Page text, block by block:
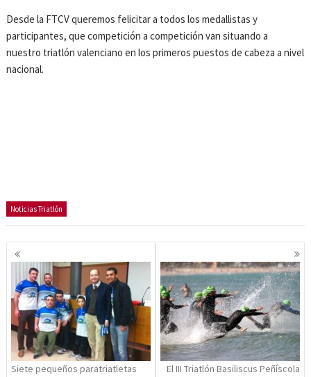
Desde la FTCV queremos felicitar a todos los medallistas y
participantes, que competición a competición van situando a
nuestro triatlón valenciano en los primeros puestos de cabeza a nivel
nacional.
Noticias Triatlón
Navegación
de
entradas
Siete pequeños paratriatletas
El III Triatlón Basiliscus Peñíscola